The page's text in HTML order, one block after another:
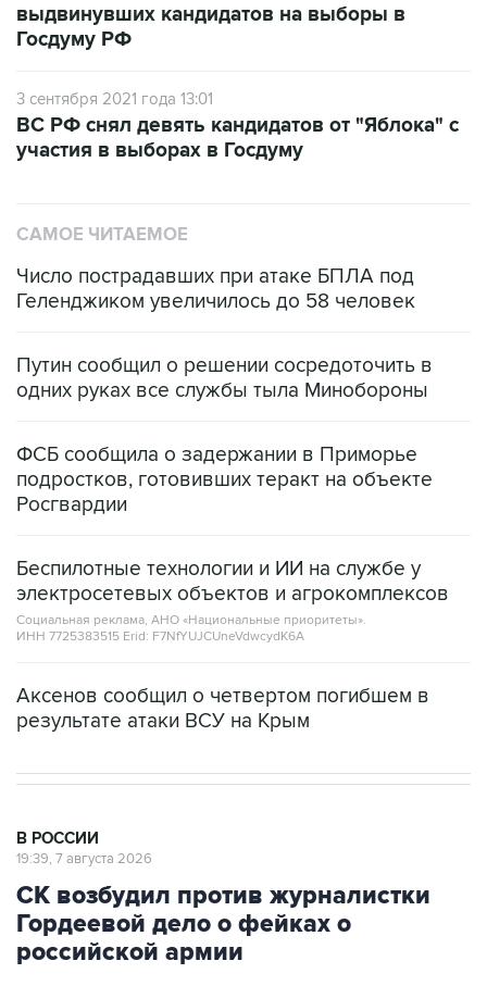
выдвинувших кандидатов на выборы в
Госдуму РФ
3 сентября 2021 года 13:01
ВС РФ снял девять кандидатов от "Яблока" с
участия в выборах в Госдуму
САМОЕ ЧИТАЕМОЕ
Число пострадавших при атаке БПЛА под
Геленджиком увеличилось до 58 человек
Путин сообщил о решении сосредоточить в
одних руках все службы тыла Минобороны
ФСБ сообщила о задержании в Приморье
подростков, готовивших теракт на объекте
Росгвардии
Беспилотные технологии и ИИ на службе у
электросетевых объектов и агрокомплексов
Социальная реклама, АНО «Национальные приоритеты».
ИНН 7725383515 Erid: F7NfYUJCUneVdwcydK6A
Аксенов сообщил о четвертом погибшем в
результате атаки ВСУ на Крым
В РОССИИ
19:39, 7 августа 2026
СК возбудил против журналистки
Гордеевой дело о фейках о
российской армии